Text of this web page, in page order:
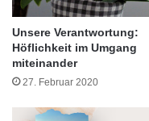
Unsere Verantwortung:
Höflichkeit im Umgang
miteinander
27. Februar 2020